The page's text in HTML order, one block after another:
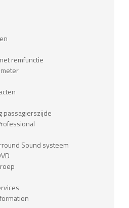
remfunctie
passagierszijde
Sound systeem